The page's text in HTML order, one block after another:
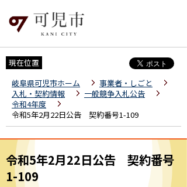
現在位置
岐阜県可児市ホーム
事業者・しごと
入札・契約情報
一般競争入札公告
令和4年度
令和5年2月22日公告 契約番号1-109
令和5年2月22日公告 契約番号
1-109